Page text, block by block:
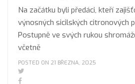
Na začátku byli předáci, kteří
výnosných sicilských citronových
Postupně ve svých rukou
včetně
POSTED ON 21 BŘEZNA, 2025